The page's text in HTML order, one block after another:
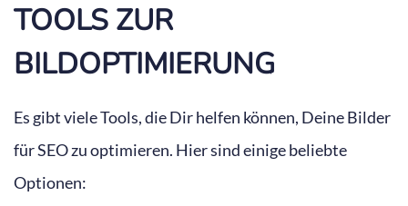
TOOLS ZUR
BILDOPTIMIERUNG
Es gibt viele Tools, die Dir helfen können, Deine Bilder
für SEO zu optimieren. Hier sind einige beliebte
Optionen: